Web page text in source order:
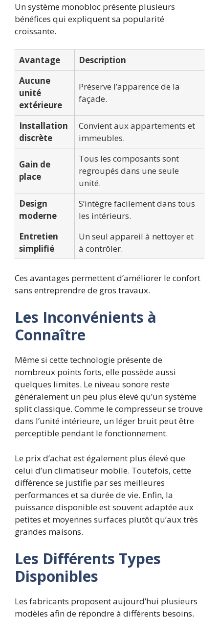
Un système monobloc présente plusieurs
bénéfices qui expliquent sa popularité
croissante.
Avantage
Description
Aucune
unité
extérieure
Préserve l’apparence de la
façade.
Installation
discrète
Convient aux appartements et
immeubles.
Gain de
place
Tous les composants sont
regroupés dans une seule
unité.
Design
moderne
S’intègre facilement dans tous
les intérieurs.
Entretien
simplifié
Un seul appareil à nettoyer et
à contrôler.
Ces avantages permettent d’améliorer le confort
sans entreprendre de gros travaux.
Les Inconvénients à
Connaître
Même si cette technologie présente de
nombreux points forts, elle possède aussi
quelques limites. Le niveau sonore reste
généralement un peu plus élevé qu’un système
split classique. Comme le compresseur se trouve
dans l’unité intérieure, un léger bruit peut être
perceptible pendant le fonctionnement.
Le prix d’achat est également plus élevé que
celui d’un climatiseur mobile. Toutefois, cette
différence se justifie par ses meilleures
performances et sa durée de vie. Enfin, la
puissance disponible est souvent adaptée aux
petites et moyennes surfaces plutôt qu’aux très
grandes maisons.
Les Différents Types
Disponibles
Les fabricants proposent aujourd’hui plusieurs
modèles afin de répondre à différents besoins.